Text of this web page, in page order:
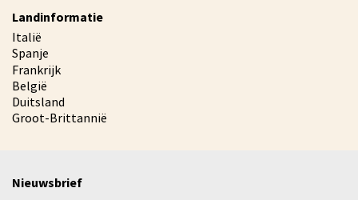
Landinformatie
Italië
Spanje
Frankrijk
België
Duitsland
Groot-Brittannië
Nieuwsbrief